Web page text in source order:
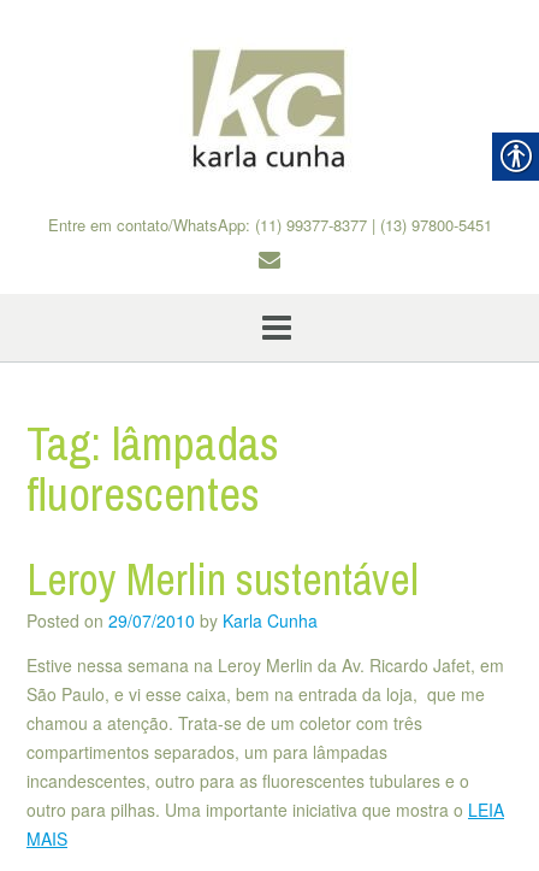
Entre em contato/WhatsApp: (11) 99377-8377 | (13) 97800-5451
Tag: lâmpadas
fluorescentes
Leroy Merlin sustentável
Posted on 29/07/2010 by Karla Cunha
Estive nessa semana na Leroy Merlin da Av. Ricardo Jafet, em
São Paulo, e vi esse caixa, bem na entrada da loja, que me
chamou a atenção. Trata-se de um coletor com três
compartimentos separados, um para lâmpadas
incandescentes, outro para as fluorescentes tubulares e o
outro para pilhas. Uma importante iniciativa que mostra o LEIA
MAIS